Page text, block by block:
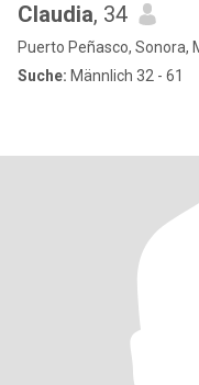
Claudia, 34
Puerto Peñasco, Sonora,
Suche: Männlich 32 - 61